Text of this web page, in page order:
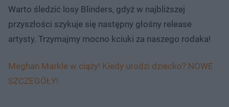
Warto śledzić losy Blinders, gdyż w najbliższej
przyszłości szykuje się następny głośny release
artysty. Trzymajmy mocno kciuki za naszego rodaka!
Meghan Markle w ciąży! Kiedy urodzi dziecko? NOWE
SZCZEGÓŁY!